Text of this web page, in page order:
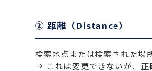
② 距離（Distance）
検索地点または検索された場
→ これは変更できないが、 正